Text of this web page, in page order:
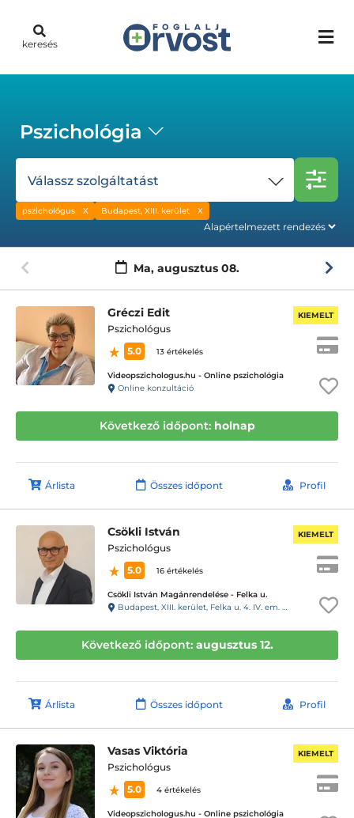
keresés
Pszichológia
Válassz szolgáltatást
pszichológus Budapest, XIII. kerület
Ma, augusztus 08.
Gréczi Edit
Pszichológus
5.0
13 értékelés
Videopszichologus.hu - Online pszichológia
Online konzultáció
KIEMELT
Következő időpont: holnap
Árlista Összes időpont Profil
Csökli István
Pszichológus
5.0
16 értékelés
Csökli István Magánrendelése - Felka u.
Budapest, XIII. kerület, Felka u. 4. IV. em. kaputelefon: 43
KIEMELT
Következő időpont: augusztus 12.
Árlista Összes időpont Profil
Vasas Viktória
Pszichológus
5.0
4 értékelés
Videopszichologus.hu - Online pszichológia
KIEMELT